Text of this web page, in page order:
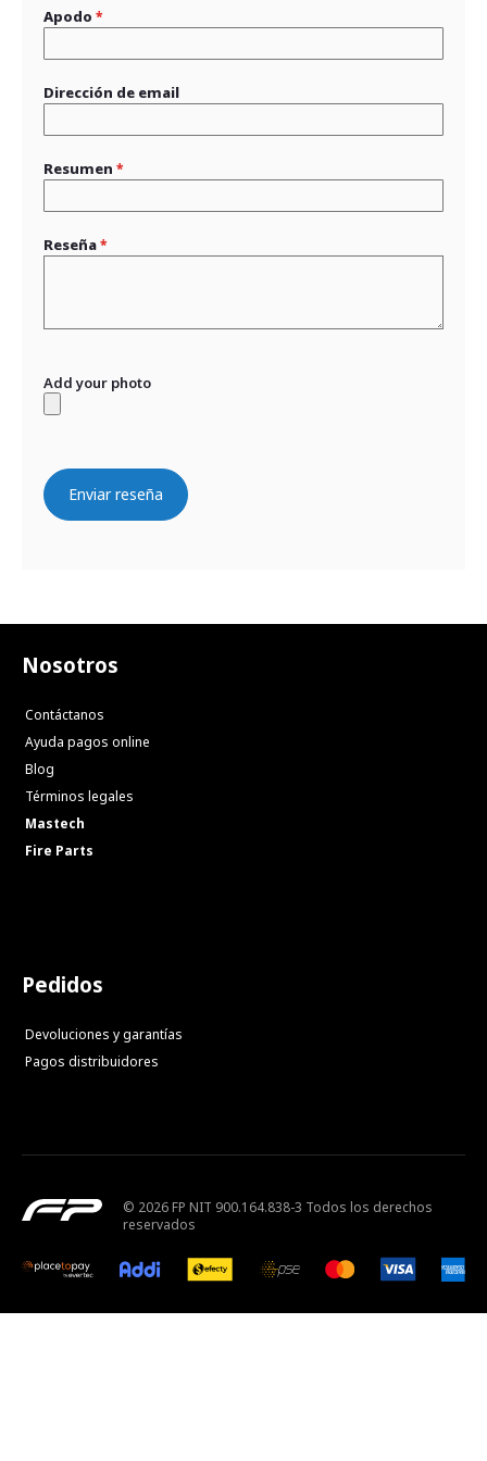
Apodo
Dirección de email
Resumen
Reseña
Add your photo
Enviar reseña
Nosotros
Contáctanos
Ayuda pagos online
Blog
Términos legales
Mastech
Fire Parts
Pedidos
Devoluciones y garantías
Pagos distribuidores
© 2026 FP NIT 900.164.838-3 Todos los derechos
reservados